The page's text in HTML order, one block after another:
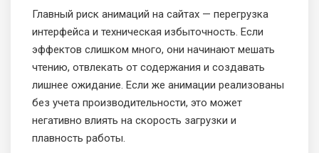
Главный риск анимаций на сайтах — перегрузка
интерфейса и техническая избыточность. Если
эффектов слишком много, они начинают мешать
чтению, отвлекать от содержания и создавать
лишнее ожидание. Если же анимации реализованы
без учета производительности, это может
негативно влиять на скорость загрузки и
плавность работы.